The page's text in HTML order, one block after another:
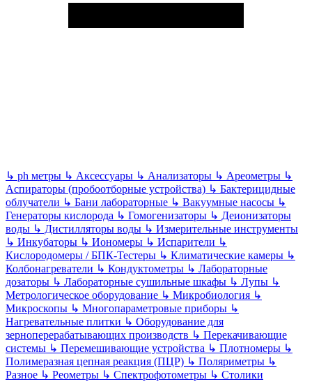
↳ ph метры ↳ Аксессуары ↳ Анализаторы ↳ Ареометры ↳
Аспираторы (пробоотборные устройства) ↳ Бактерицидные
облучатели ↳ Бани лабораторные ↳ Вакуумные насосы ↳
Генераторы кислорода ↳ Гомогенизаторы ↳ Деионизаторы
воды ↳ Дистилляторы воды ↳ Измерительные инструменты
↳ Инкубаторы ↳ Иономеры ↳ Испарители ↳
Кислородомеры / БПК-Тестеры ↳ Климатические камеры ↳
Колбонагреватели ↳ Кондуктометры ↳ Лабораторные
дозаторы ↳ Лабораторные сушильные шкафы ↳ Лупы ↳
Метрологическое оборудование ↳ Микробиология ↳
Микроскопы ↳ Многопараметровые приборы ↳
Нагревательные плитки ↳ Оборудование для
зерноперерабатывающих производств ↳ Перекачивающие
системы ↳ Перемешивающие устройства ↳ Плотномеры ↳
Полимеразная цепная реакция (ПЦР) ↳ Поляриметры ↳
Разное ↳ Реометры ↳ Спектрофотометры ↳ Столики